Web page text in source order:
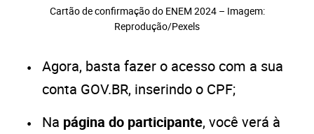
Cartão de confirmação do ENEM 2024 – Imagem:
Reprodução/Pexels
Agora, basta fazer o acesso com a sua
conta GOV.BR, inserindo o CPF;
Na página do participante, você verá à